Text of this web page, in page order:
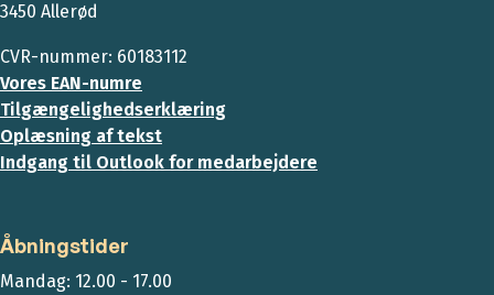
3450 Allerød
CVR-nummer: 60183112
Vores EAN-numre
Tilgængelighedserklæring
Oplæsning af tekst
Indgang til Outlook for medarbejdere
Åbningstider
Mandag: 12.00 - 17.00